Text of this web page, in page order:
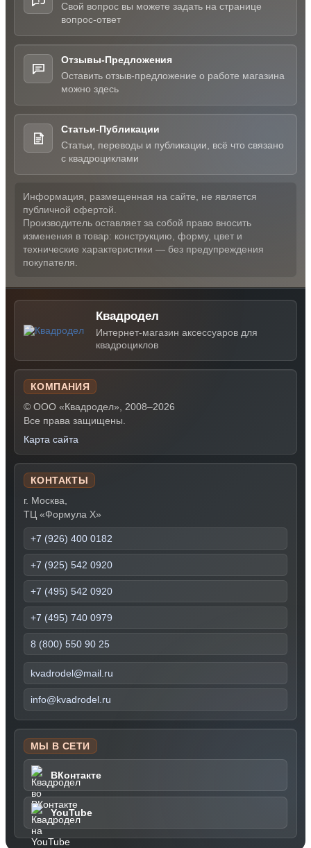
Свой вопрос вы можете задать на странице
вопрос-ответ
Отзывы-Предложения
Оставить отзыв-предложение о работе магазина
можно здесь
Статьи-Публикации
Статьи, переводы и публикации, всё что связано
с квадроциклами
Информация, размещенная на сайте, не является
публичной офертой.
Производитель оставляет за собой право вносить
изменения в товар: конструкцию, форму, цвет и
технические характеристики — без предупреждения
покупателя.
Квадродел
Интернет-магазин аксессуаров для
квадроциклов
КОМПАНИЯ
© ООО «Квадродел», 2008–2026
Все права защищены.
Карта сайта
КОНТАКТЫ
г. Москва,
ТЦ «Формула Х»
+7 (926) 400 0182
+7 (925) 542 0920
+7 (495) 542 0920
+7 (495) 740 0979
8 (800) 550 90 25
kvadrodel@mail.ru
info@kvadrodel.ru
МЫ В СЕТИ
ВКонтакте
YouTube